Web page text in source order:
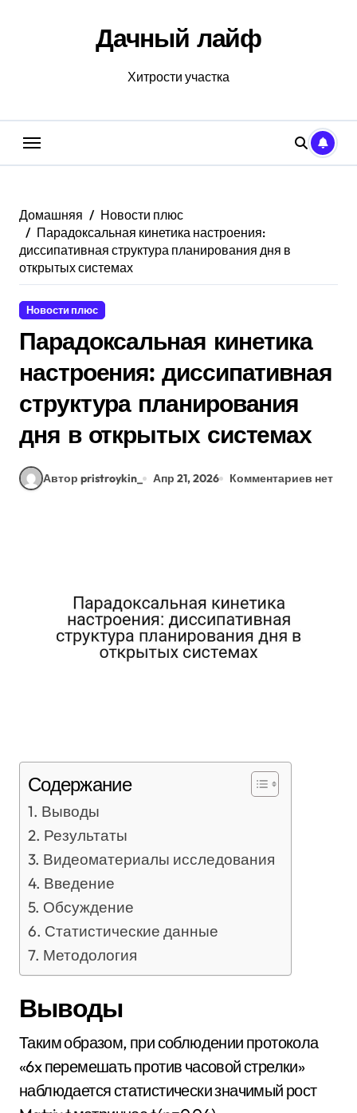
Дачный лайф
Хитрости участка
Домашняя
Новости плюс
Парадоксальная кинетика настроения:
диссипативная структура планирования дня в
открытых системах
Новости плюс
Парадоксальная кинетика
настроения: диссипативная
структура планирования
дня в открытых системах
Автор pristroykin_ Апр 21, 2026 Комментариев нет
Содержание
Выводы
Результаты
Видеоматериалы исследования
Введение
Обсуждение
Статистические данные
Методология
Выводы
Таким образом, при соблюдении протокола
«6x перемешать против часовой стрелки»
наблюдается статистически значимый рост